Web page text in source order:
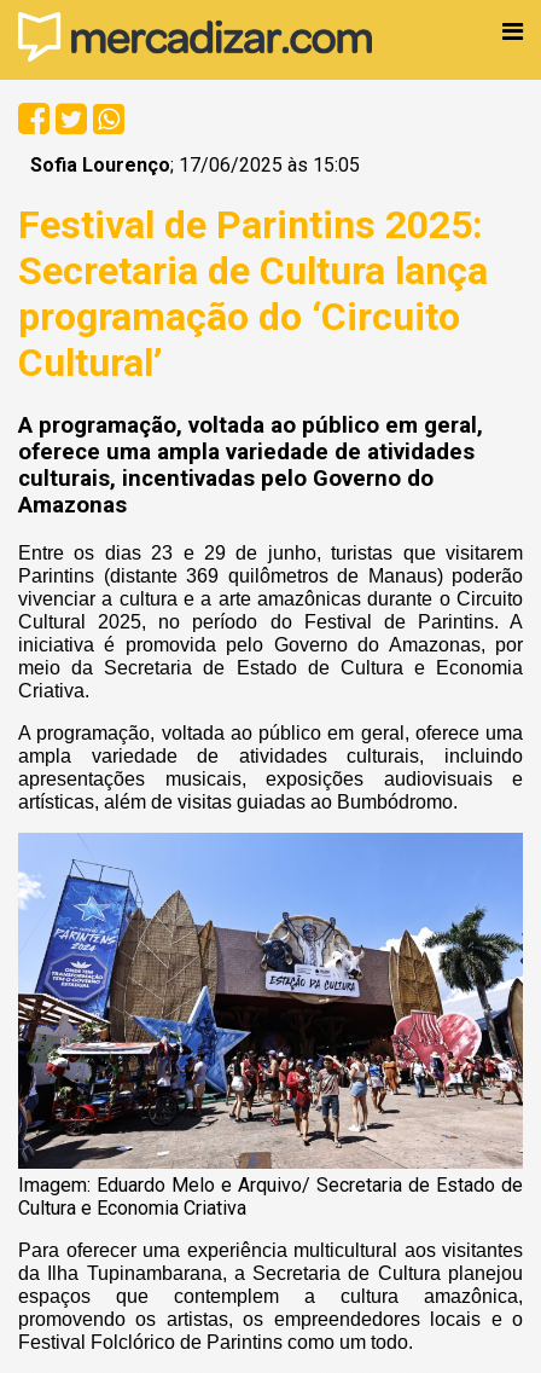
Sofia Lourenço; 17/06/2025 às 15:05
Festival de Parintins 2025:
Secretaria de Cultura lança
programação do ‘Circuito
Cultural’
A programação, voltada ao público em geral,
oferece uma ampla variedade de atividades
culturais, incentivadas pelo Governo do
Amazonas
Entre os dias 23 e 29 de junho, turistas que visitarem
Parintins (distante 369 quilômetros de Manaus) poderão
vivenciar a cultura e a arte amazônicas durante o Circuito
Cultural 2025, no período do Festival de Parintins. A
iniciativa é promovida pelo Governo do Amazonas, por
meio da Secretaria de Estado de Cultura e Economia
Criativa.
A programação, voltada ao público em geral, oferece uma
ampla variedade de atividades culturais, incluindo
apresentações musicais, exposições audiovisuais e
artísticas, além de visitas guiadas ao Bumbódromo.
Imagem: Eduardo Melo e Arquivo/ Secretaria de Estado de
Cultura e Economia Criativa
Para oferecer uma experiência multicultural aos visitantes
da Ilha Tupinambarana, a Secretaria de Cultura planejou
espaços que contemplem a cultura amazônica,
promovendo os artistas, os empreendedores locais e o
Festival Folclórico de Parintins como um todo.